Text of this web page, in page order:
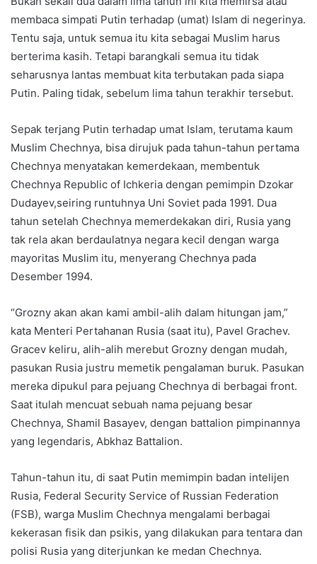
membaca simpati Putin terhadap (umat) Islam di negerinya.
Tentu saja, untuk semua itu kita sebagai Muslim harus
berterima kasih. Tetapi barangkali semua itu tidak
seharusnya lantas membuat kita terbutakan pada siapa
Putin. Paling tidak, sebelum lima tahun terakhir tersebut.
Sepak terjang Putin terhadap umat Islam, terutama kaum
Muslim Chechnya, bisa dirujuk pada tahun-tahun pertama
Chechnya menyatakan kemerdekaan, membentuk
Chechnya Republic of Ichkeria dengan pemimpin Dzokar
Dudayev,seiring runtuhnya Uni Soviet pada 1991. Dua
tahun setelah Chechnya memerdekakan diri, Rusia yang
tak rela akan berdaulatnya negara kecil dengan warga
mayoritas Muslim itu, menyerang Chechnya pada
Desember 1994.
“Grozny akan akan kami ambil-alih dalam hitungan jam,”
kata Menteri Pertahanan Rusia (saat itu), Pavel Grachev.
Gracev keliru, alih-alih merebut Grozny dengan mudah,
pasukan Rusia justru memetik pengalaman buruk. Pasukan
mereka dipukul para pejuang Chechnya di berbagai front.
Saat itulah mencuat sebuah nama pejuang besar
Chechnya, Shamil Basayev, dengan battalion pimpinannya
yang legendaris, Abkhaz Battalion.
Tahun-tahun itu, di saat Putin memimpin badan intelijen
Rusia, Federal Security Service of Russian Federation
(FSB), warga Muslim Chechnya mengalami berbagai
kekerasan fisik dan psikis, yang dilakukan para tentara dan
polisi Rusia yang diterjunkan ke medan Chechnya.